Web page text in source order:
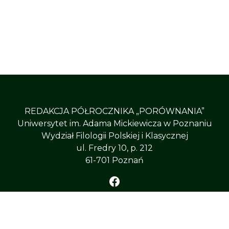
REDAKCJA PÓŁROCZNIKA „PORÓWNANIA”
Uniwersytet im. Adama Mickiewicza w Poznaniu
Wydział Filologii Polskiej i Klasycznej
ul. Fredry 10, p. 212
61-701 Poznań